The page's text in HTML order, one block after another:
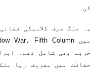
کی۔
یہ جنگ صرف کلاسیکی
حربے بھی شامل تھے۔
حفاظت میں مصروف رہا